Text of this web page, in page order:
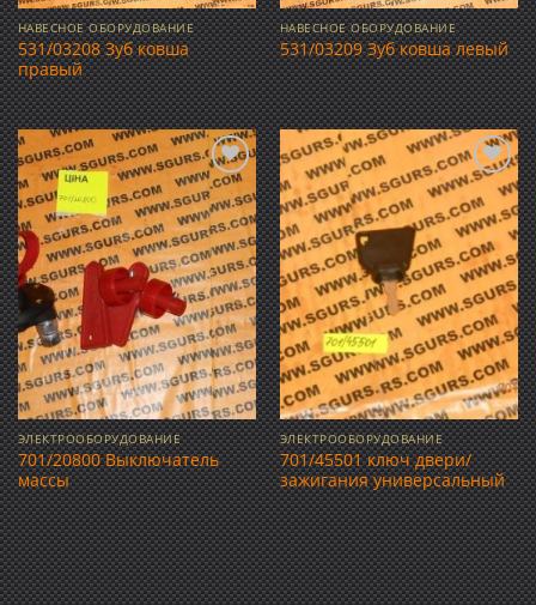
НАВЕСНОЕ ОБОРУДОВАНИЕ
531/03208 Зуб ковша
правый
НАВЕСНОЕ ОБОРУДОВАНИЕ
531/03209 Зуб ковша левый
Добавить
в список
желаний
ЭЛЕКТРООБОРУДОВАНИЕ
701/20800 Выключатель
массы
Добавить
в список
желаний
ЭЛЕКТРООБОРУДОВАНИЕ
701/45501 ключ двери/
зажигания универсальный